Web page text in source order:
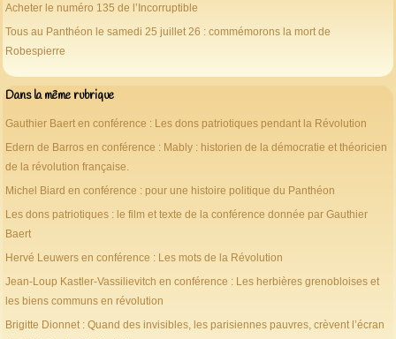
Acheter le numéro 135 de l’Incorruptible
Tous au Panthéon le samedi 25 juillet 26 : commémorons la mort de
Robespierre
Dans la même rubrique
Gauthier Baert en conférence : Les dons patriotiques pendant la Révolution
Edern de Barros en conférence : Mably : historien de la démocratie et théoricien
de la révolution française.
Michel Biard en conférence : pour une histoire politique du Panthéon
Les dons patriotiques : le film et texte de la conférence donnée par Gauthier
Baert
Hervé Leuwers en conférence : Les mots de la Révolution
Jean-Loup Kastler-Vassilievitch en conférence : Les herbières grenobloises et
les biens communs en révolution
Brigitte Dionnet : Quand des invisibles, les parisiennes pauvres, crèvent l’écran